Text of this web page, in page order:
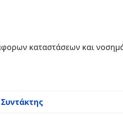
καταστάσεων και
Συντάκτης